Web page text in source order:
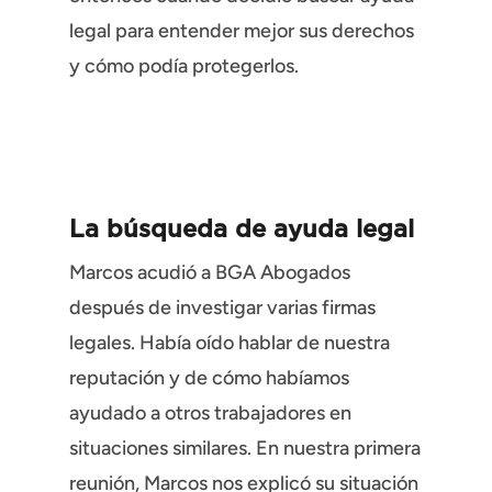
legal para entender mejor sus derechos
y cómo podía protegerlos.
La búsqueda de ayuda legal
Marcos acudió a BGA Abogados
después de investigar varias firmas
legales. Había oído hablar de nuestra
reputación y de cómo habíamos
ayudado a otros trabajadores en
situaciones similares. En nuestra primera
reunión, Marcos nos explicó su situación